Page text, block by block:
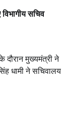
सचिव
मुख्यमंत्री ने
धामी ने सचिवालय